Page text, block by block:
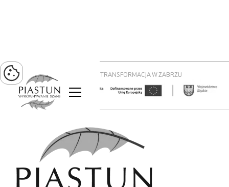
PROJEKT ZIELONA TRANSFORMACJA W ZABRZU